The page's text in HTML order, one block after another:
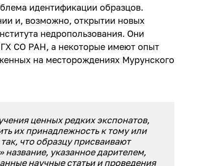
идентификации образцов.
и, возможно, открытии новых
недропользования. Они
СО РАН, а некоторые имеют опыт
на месторождениях Мурунского
ценных редких экспонатов,
их принадлежность к тому или
что образцу присваивают
указанное дарителем,
научные статьи и проведения